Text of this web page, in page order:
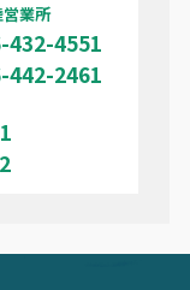
業所
432-4551
442-2461